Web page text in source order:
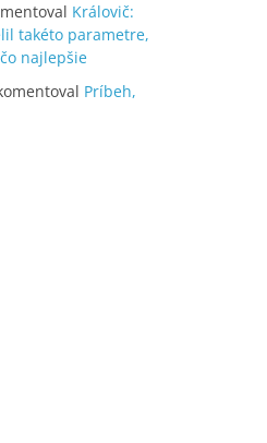
Královič:
takéto parametre,
najlepšie
Príbeh,